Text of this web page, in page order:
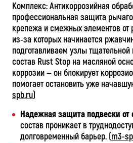
Комплекс: Антикоррозийная
профессиональная защита
крепежа и смежных элементов от
из‑за которых начинается
подготавливаем узлы
состав Rust Stop на масляной
коррозии — он блокирует
помогает остановить уже
spb.ru)
Надежная защита подвески от
состав проникает в
долговременный барьер. (m3-